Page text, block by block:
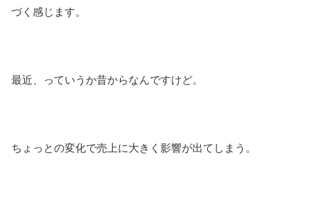
づく感じます。
最近、っていうか昔からなんですけど。
ちょっとの変化で売上に大きく影響が出てしまう。